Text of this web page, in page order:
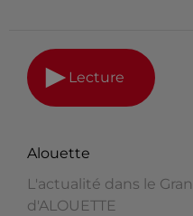
Lecture
Alouette
L'actualité dans le
d'ALOUETTE